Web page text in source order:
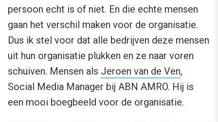
persoon echt is of niet. En die echte mensen
gaan het verschil maken voor de organisatie.
Dus ik stel voor dat alle bedrijven deze mensen
uit hun organisatie plukken en ze naar voren
schuiven. Mensen als Jeroen van de Ven,
Social Media Manager bij ABN AMRO. Hij is
een mooi boegbeeld voor de organisatie.